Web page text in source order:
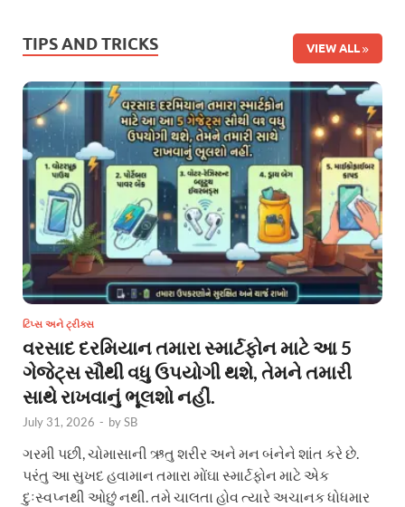
TIPS AND TRICKS VIEW ALL
ટિપ્સ અને ટ્રીક્સ
વરસાદ દરમિયાન તમારા સ્માર્ટફોન માટે આ 5
ગેજેટ્સ સૌથી વધુ ઉપયોગી થશે, તેમને તમારી
સાથે રાખવાનું ભૂલશો નહીં.
July 31, 2026 - bySB
ગરમી પછી, ચોમાસાની ઋતુ શરીર અને મન બંનેને શાંત કરે છે.
પરંતુ આ સુખદ હવામાન તમારા મોંઘા સ્માર્ટફોન માટે એક
દુઃસ્વપ્નથી ઓછું નથી. તમે ચાલતા હોવ ત્યારે અચાનક ધોધમાર